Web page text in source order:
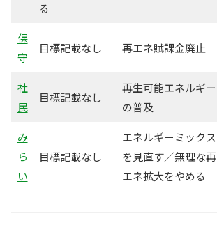
る
保
守
目標記載なし 再エネ賦課金廃止
社
民
目標記載なし
再生可能エネルギー
の普及
み
ら
い
目標記載なし
エネルギーミックス
を見直す／無理な再
エネ拡大をやめる